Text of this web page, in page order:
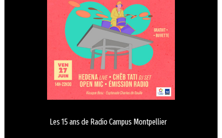
Les 15 ans de Radio Campus Montpellier